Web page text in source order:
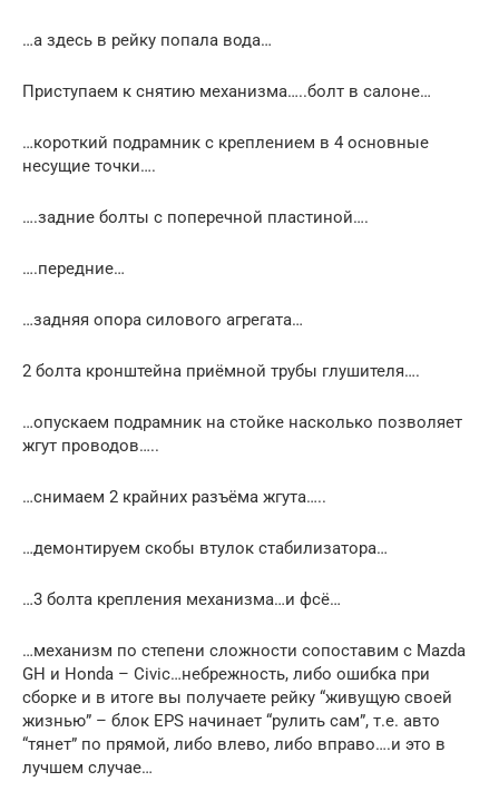
…а здесь в рейку попала вода…
Приступаем к снятию механизма…..болт в салоне…
…короткий подрамник с креплением в 4 основные
несущие точки….
….задние болты с поперечной пластиной….
….передние…
…задняя опора силового агрегата…
2 болта кронштейна приёмной трубы глушителя….
…опускаем подрамник на стойке насколько позволяет
жгут проводов…..
…снимаем 2 крайних разъёма жгута…..
…демонтируем скобы втулок стабилизатора…
…3 болта крепления механизма…и фсё…
…механизм по степени сложности сопоставим с Mazda
GH и Honda – Civic…небрежность, либо ошибка при
сборке и в итоге вы получаете рейку “живущую своей
жизнью” – блок EPS начинает “рулить сам”, т.е. авто
“тянет” по прямой, либо влево, либо вправо….и это в
лучшем случае…